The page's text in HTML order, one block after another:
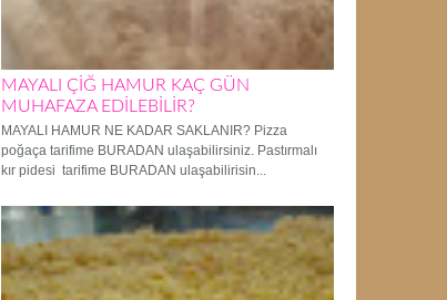
MAYALI ÇİĞ HAMUR KAÇ GÜN
MUHAFAZA EDİLEBİLİR?
MAYALI HAMUR NE KADAR SAKLANIR? Pizza
poğaça tarifime BURADAN ulaşabilirsiniz. Pastırmalı
kır pidesi tarifime BURADAN ulaşabilirisin...